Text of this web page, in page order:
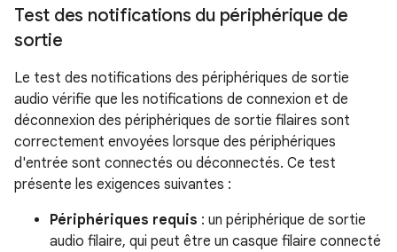
Test des notifications du périphérique de
sortie
Le test des notifications des périphériques de sortie
audio vérifie que les notifications de connexion et de
déconnexion des périphériques de sortie filaires sont
correctement envoyées lorsque des périphériques
d'entrée sont connectés ou déconnectés. Ce test
présente les exigences suivantes :
Périphériques requis : un périphérique de sortie
audio filaire, qui peut être un casque filaire connecté